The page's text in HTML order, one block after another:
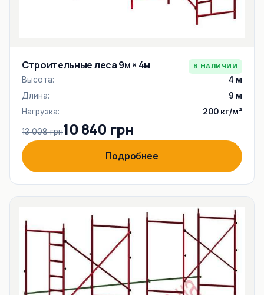
Строительные леса 9м × 4м В НАЛИЧИИ
Высота:
4 м
Длина:
9 м
Нагрузка:
200 кг/м²
13 008 грн10 840 грн
Подробнее